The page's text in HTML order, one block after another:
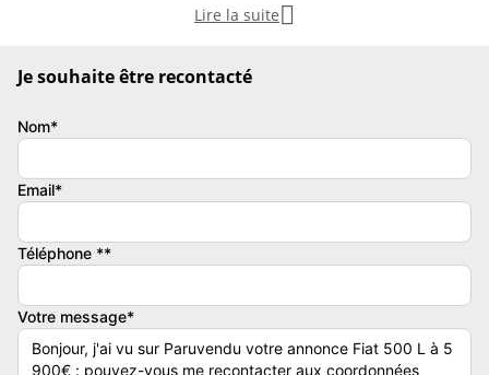
OPTIONS ET ÉQUIPEMENTS :
- Bluetooth
- Prise audio usb
- auto-radio commandé au volant
- commandes vocales
- prise audio auxiliaire
Conduite :
- Stop & Start
Lire la suite 
Je souhaite être recontacté
Nom*
Email*
Téléphone **
Votre message*